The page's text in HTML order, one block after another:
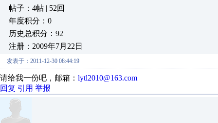
帖子：4帖 | 52回
年度积分：0
历史总积分：92
注册：2009年7月22日
发表于：2011-12-30 08:44:19
请给我一份吧，邮箱： lytl2010@163.com
回复 引用 举报